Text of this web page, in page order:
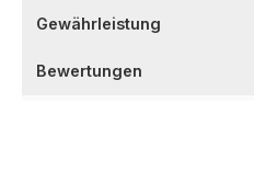
Gewährleistung
Bewertungen